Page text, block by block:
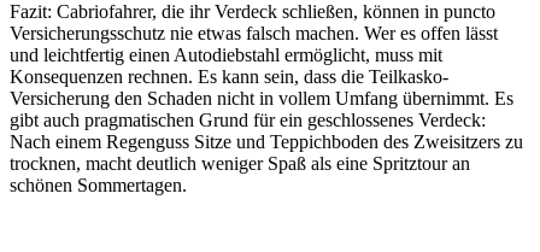
Fazit: Cabriofahrer, die ihr Verdeck schließen, können in puncto
Versicherungsschutz nie etwas falsch machen. Wer es offen lässt
und leichtfertig einen Autodiebstahl ermöglicht, muss mit
Konsequenzen rechnen. Es kann sein, dass die Teilkasko-
Versicherung den Schaden nicht in vollem Umfang übernimmt. Es
gibt auch pragmatischen Grund für ein geschlossenes Verdeck:
Nach einem Regenguss Sitze und Teppichboden des Zweisitzers zu
trocknen, macht deutlich weniger Spaß als eine Spritztour an
schönen Sommertagen.